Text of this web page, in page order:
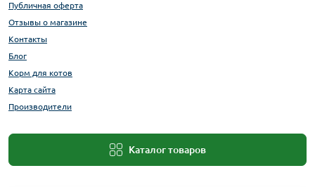
Публичная оферта
Отзывы о магазине
Контакты
Блог
Корм для котов
Карта сайта
Производители
Каталог товаров